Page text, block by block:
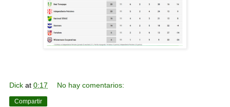
Dick at 0:17 No hay comentarios:
Compartir